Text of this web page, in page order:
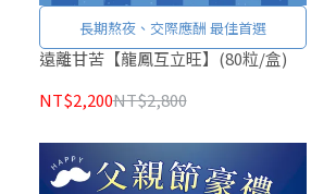
長期熬夜、交際應酬 最佳首選
遠離甘苦【龍鳳互立旺】(80粒/盒)
NT$2,200NT$2,800